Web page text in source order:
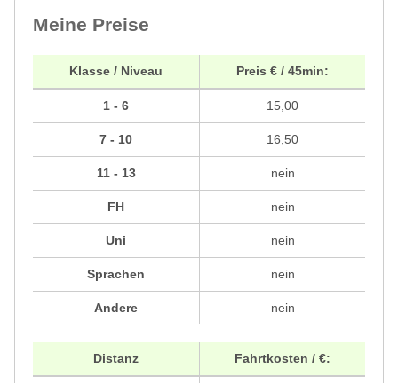
Meine Preise
Klasse / Niveau
1 - 6
7 - 10
11 - 13
FH
Uni
Sprachen
Andere
Preis € / 45min:
15,00
16,50
nein
nein
nein
nein
nein
Distanz Fahrtkosten / €: